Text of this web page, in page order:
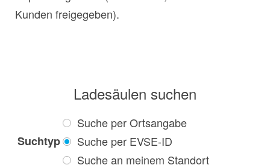
Kunden freigegeben).
Ladesäulen suchen
Suchtyp
Suche per Ortsangabe
Suche per EVSE-ID
Suche an meinem Standort